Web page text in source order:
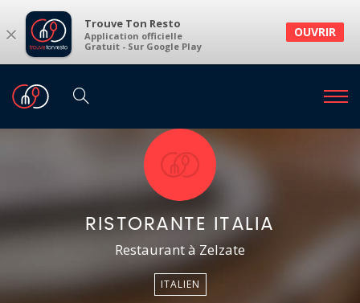
× Trouve Ton Resto
Application officielle
Gratuit - Sur Google Play
OUVRIR
RISTORANTE ITALIA
Restaurant à Zelzate
ITALIEN